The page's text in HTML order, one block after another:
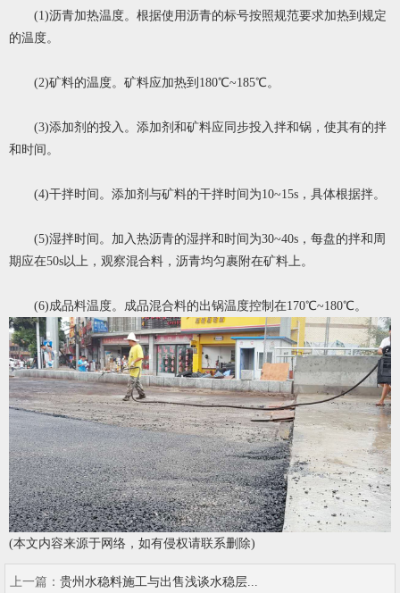
(1)沥青加热温度。根据使用沥青的标号按照规范要求加热到规定
的温度。
(2)矿料的温度。矿料应加热到180℃~185℃。
(3)添加剂的投入。添加剂和矿料应同步投入拌和锅，使其有的拌
和时间。
(4)干拌时间。添加剂与矿料的干拌时间为10~15s，具体根据拌。
(5)湿拌时间。加入热沥青的湿拌和时间为30~40s，每盘的拌和周
期应在50s以上，观察混合料，沥青均匀裹附在矿料上。
(6)成品料温度。成品混合料的出锅温度控制在170℃~180℃。
(本文内容来源于网络，如有侵权请联系删除)
上一篇： 贵州水稳料施工与出售浅谈水稳层...